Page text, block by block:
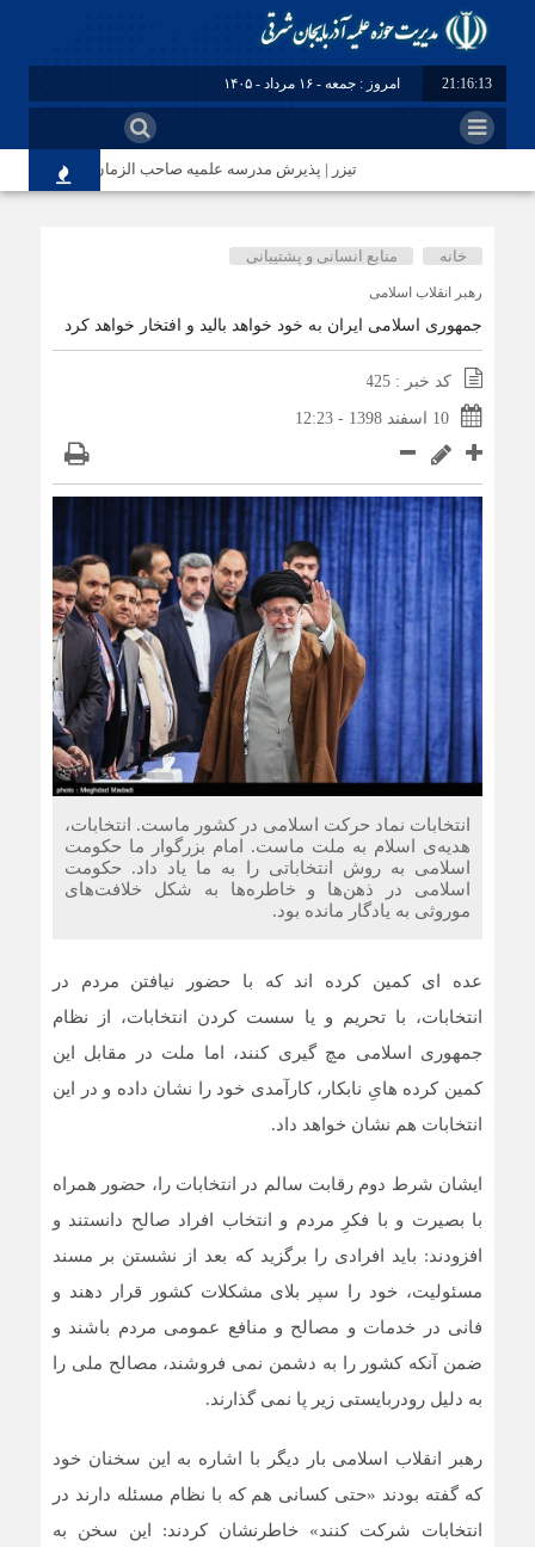
21:16:14 امروز : جمعه - ۱۶ مرداد - ۱۴۰۵
تیزر | پذیرش مدرسه علمیه صاحب الزمان(عج) مرند
خانه منابع انسانی و پشتیبانی
رهبر انقلاب اسلامی
جمهوری اسلامی ایران به خود خواهد بالید و افتخار خواهد کرد
کد خبر : 425
10 اسفند 1398 - 12:23
انتخابات نماد حرکت اسلامی در کشور ماست. انتخابات،
هدیه‌ی اسلام به ملت ماست. امام بزرگوار ما حکومت
اسلامی به روش انتخاباتی را به ما یاد داد. حکومت
اسلامی در ذهن‌ها و خاطره‌ها به شکل خلافت‌های
موروثی به یادگار مانده بود.
عده ای کمین کرده اند که با حضور نیافتن مردم در
انتخابات، با تحریم و یا سست کردن انتخابات، از نظام
جمهوری اسلامی مچ گیری کنند، اما ملت در مقابل این
کمین کرده هایِ نابکار، کارآمدی خود را نشان داده و در این
انتخابات هم نشان خواهد داد.
ایشان شرط دوم رقابت سالم در انتخابات را، حضور همراه
با بصیرت و با فکرِ مردم و انتخاب افراد صالح دانستند و
افزودند: باید افرادی را برگزید که بعد از نشستن بر مسند
مسئولیت، خود را سپر بلای مشکلات کشور قرار دهند و
فانی در خدمات و مصالح و منافع عمومی مردم باشند و
ضمن آنکه کشور را به دشمن نمی فروشند، مصالح ملی را
به دلیل رودربایستی زیر پا نمی گذارند.
رهبر انقلاب اسلامی بار دیگر با اشاره به این سخنان خود
که گفته بودند «حتی کسانی هم که با نظام مسئله دارند در
انتخابات شرکت کنند» خاطرنشان کردند: این سخن به